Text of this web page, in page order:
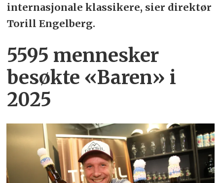
internasjonale klassikere, sier direktør
Torill Engelberg.
5595 mennesker
besøkte «Baren» i
2025